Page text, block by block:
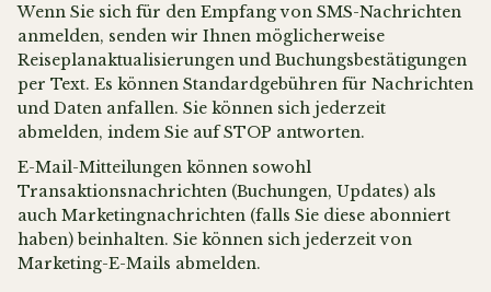
Wenn Sie sich für den Empfang von SMS-Nachrichten
anmelden, senden wir Ihnen möglicherweise
Reiseplanaktualisierungen und Buchungsbestätigungen
per Text. Es können Standardgebühren für Nachrichten
und Daten anfallen. Sie können sich jederzeit
abmelden, indem Sie auf STOP antworten.
E-Mail-Mitteilungen können sowohl
Transaktionsnachrichten (Buchungen, Updates) als
auch Marketingnachrichten (falls Sie diese abonniert
haben) beinhalten. Sie können sich jederzeit von
Marketing-E-Mails abmelden.